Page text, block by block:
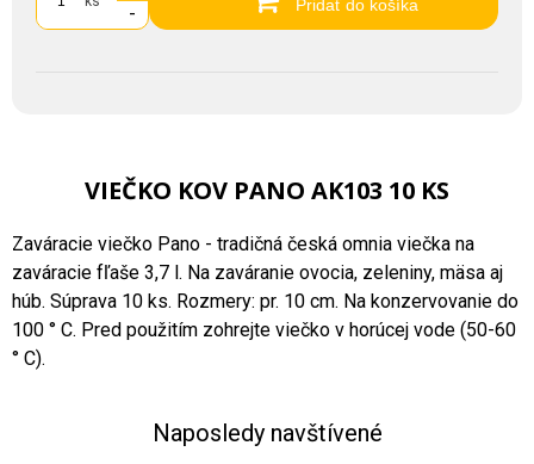
-
Pridať do košíka
VIEČKO KOV PANO AK103 10 KS
Zaváracie viečko Pano - tradičná česká omnia viečka na
zaváracie fľaše 3,7 l. Na zaváranie ovocia, zeleniny, mäsa aj
húb. Súprava 10 ks. Rozmery: pr. 10 cm. Na konzervovanie do
100 ° C. Pred použitím zohrejte viečko v horúcej vode (50-60
° C).
Naposledy navštívené